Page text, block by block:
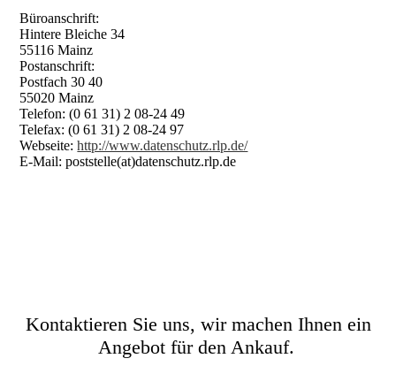
Büroanschrift:
Hintere Bleiche 34
55116 Mainz
Postanschrift:
Postfach 30 40
55020 Mainz
Telefon: (0 61 31) 2 08-24 49
Telefax: (0 61 31) 2 08-24 97
Webseite:http://www.datenschutz.rlp.de/
E-Mail: poststelle(at)datenschutz.rlp.de
Kontaktieren Sie uns, wir machen Ihnen ein
Angebot für den Ankauf.